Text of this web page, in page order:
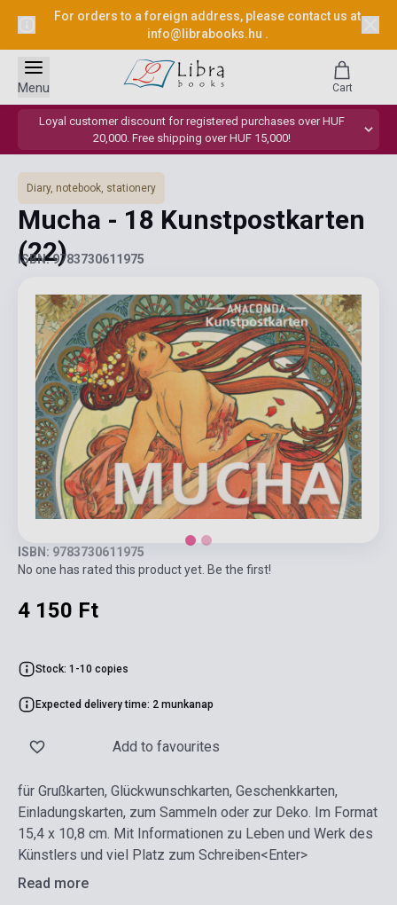
For orders to a foreign address, please contact us at
info@librabooks.hu .
Loyal customer discount for registered purchases over HUF
20,000. Free shipping over HUF 15,000!
Menu Cart
Diary, notebook, stationery
Mucha - 18 Kunstpostkarten
(22)
ISBN: 9783730611975
ISBN: 9783730611975
No one has rated this product yet. Be the first!
4 150 Ft
Stock: 1-10 copies
Expected delivery time: 2 munkanap
Add to favourites
für Grußkarten, Glückwunschkarten, Geschenkkarten,
Einladungskarten, zum Sammeln oder zur Deko. Im Format
15,4 x 10,8 cm. Mit Informationen zu Leben und Werk des
Künstlers und viel Platz zum Schreiben<Enter>
Read more